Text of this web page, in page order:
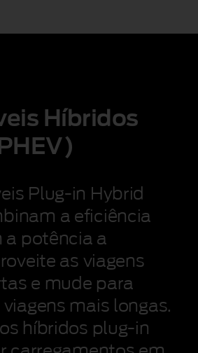
Híbridos
Plug‑in Hybrid
a eficiência
a potência a
as viagens
e mude para
mais longas.
híbridos plug‑in